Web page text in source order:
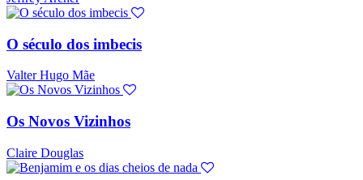
O século dos imbecis
Valter Hugo Mãe
Os Novos Vizinhos
Claire Douglas